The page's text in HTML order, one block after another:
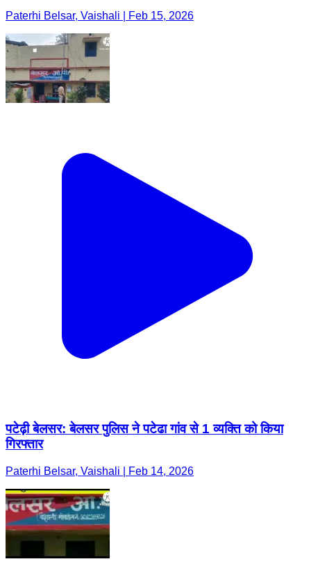
Paterhi Belsar, Vaishali | Feb 15, 2026
पटेढ़ी बेलसर: बेलसर पुलिस ने पटेढा गांव से 1 व्यक्ति को किया
गिरफ्तार
Paterhi Belsar, Vaishali | Feb 14, 2026